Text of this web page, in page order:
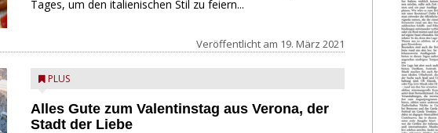
Tages, um den italienischen Stil zu feiern...
Veröffentlicht am 19. März 2021
PLUS
Alles Gute zum Valentinstag aus Verona, der
Stadt der Liebe